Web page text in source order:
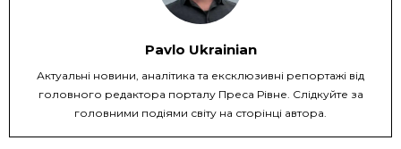
Pavlo Ukrainian
Актуальні новини, аналітика та ексклюзивні репортажі від
головного редактора порталу Преса Рівне. Слідкуйте за
головними подіями світу на сторінці автора.